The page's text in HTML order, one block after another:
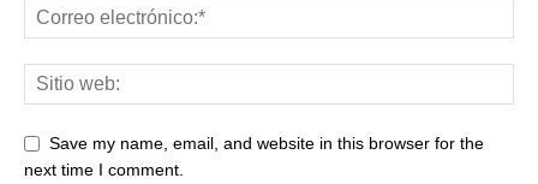
Save my name, email, and website in this browser for the
next time I comment.